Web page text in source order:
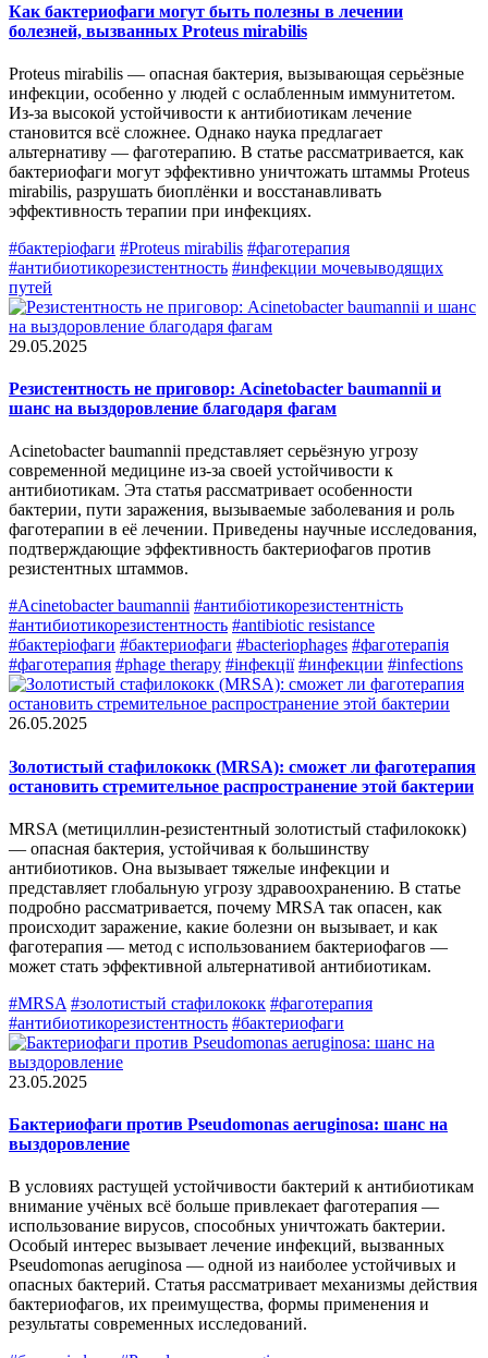
Как бактериофаги могут быть полезны в лечении
болезней, вызванных Proteus mirabilis
Proteus mirabilis — опасная бактерия, вызывающая серьёзные
инфекции, особенно у людей с ослабленным иммунитетом.
Из-за высокой устойчивости к антибиотикам лечение
становится всё сложнее. Однако наука предлагает
альтернативу — фаготерапию. В статье рассматривается, как
бактериофаги могут эффективно уничтожать штаммы Proteus
mirabilis, разрушать биоплёнки и восстанавливать
эффективность терапии при инфекциях.
#бактеріофаги #Proteus mirabilis #фаготерапия
#антибиотикорезистентность #инфекции мочевыводящих
путей
29.05.2025
Резистентность не приговор: Acinetobacter baumannii и
шанс на выздоровление благодаря фагам
Acinetobacter baumannii представляет серьёзную угрозу
современной медицине из-за своей устойчивости к
антибиотикам. Эта статья рассматривает особенности
бактерии, пути заражения, вызываемые заболевания и роль
фаготерапии в её лечении. Приведены научные исследования,
подтверждающие эффективность бактериофагов против
резистентных штаммов.
#Acinetobacter baumannii #антибіотикорезистентність
#антибиотикорезистентность #antibiotic resistance
#бактеріофаги #бактериофаги #bacteriophages #фаготерапія
#фаготерапия #phage therapy #інфекції #инфекции #infections
26.05.2025
Золотистый стафилококк (MRSA): сможет ли фаготерапия
остановить стремительное распространение этой бактерии
MRSA (метициллин-резистентный золотистый стафилококк)
— опасная бактерия, устойчивая к большинству
антибиотиков. Она вызывает тяжелые инфекции и
представляет глобальную угрозу здравоохранению. В статье
подробно рассматривается, почему MRSA так опасен, как
происходит заражение, какие болезни он вызывает, и как
фаготерапия — метод с использованием бактериофагов —
может стать эффективной альтернативой антибиотикам.
#MRSA #золотистый стафилококк #фаготерапия
#антибиотикорезистентность #бактериофаги
23.05.2025
Бактериофаги против Pseudomonas aeruginosa: шанс на
выздоровление
В условиях растущей устойчивости бактерий к антибиотикам
внимание учёных всё больше привлекает фаготерапия —
использование вирусов, способных уничтожать бактерии.
Особый интерес вызывает лечение инфекций, вызванных
Pseudomonas aeruginosa — одной из наиболее устойчивых и
опасных бактерий. Статья рассматривает механизмы действия
бактериофагов, их преимущества, формы применения и
результаты современных исследований.